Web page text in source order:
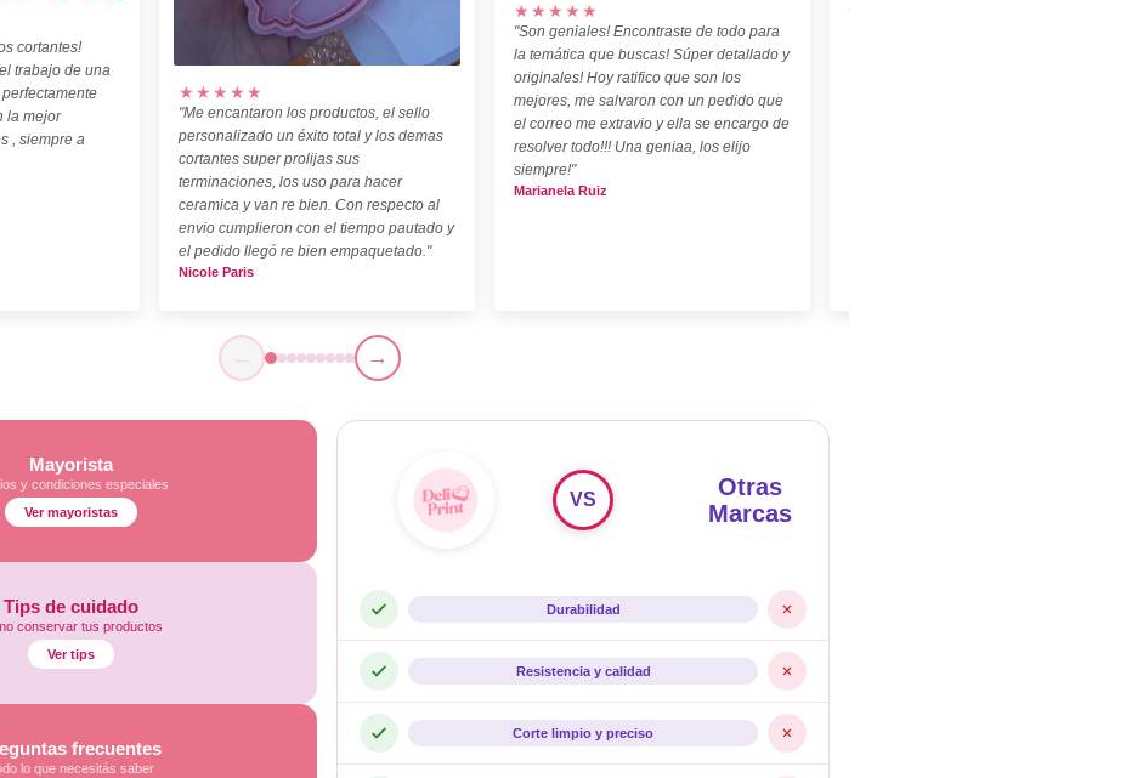
cortantes!
trabajo de una
la mejor
, siempre a
★★★★★
"Me encantaron los productos, el sello
personalizado un éxito total y los demas
cortantes super prolijas sus
terminaciones, los uso para hacer
ceramica y van re bien. Con respecto al
envio cumplieron con el tiempo pautado y
el pedido llegó re bien empaquetado."
Nicole Paris
★★★★★
"Son geniales! Encontraste de todo para
la temática que buscas! Súper detallado y
originales! Hoy ratifico que son los
mejores, me salvaron con un pedido que
el correo me extravio y ella se encargo de
resolver todo!!! Una geniaa, los elijo
siempre!"
Marianela Ruiz
← →
Mayorista
y condiciones especiales
Ver mayoristas
Tips de cuidado
conservar tus productos
Ver tips
frecuentes
lo que necesitás saber
Otras
Marcas
VS
Durabilidad
Resistencia y calidad
Corte limpio y preciso